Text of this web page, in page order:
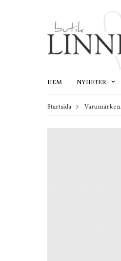
HEM NYHETER
Startsida Varumärken